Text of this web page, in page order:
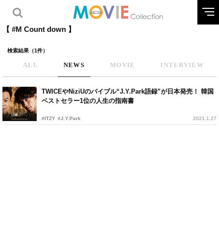
【 #M Count down 】
検索結果（1件）
ALL NEWS MOVIE INTERVIEW
TWICEやNiziUのバイブル“J.Y.Park語録”が日本発売！ 韓国
ベストセラー1位の人生の指南書
#ITZY #J.Y.Park 2021.1.27